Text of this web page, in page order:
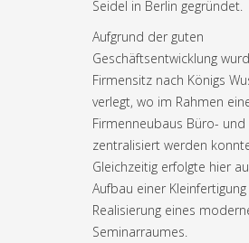
Seidel in Berlin gegründet.
Aufgrund der guten
Geschäftsentwicklung
Firmensitz nach Königs
verlegt, wo im Rahmen
Firmenneubaus Büro- und
zentralisiert werden
Gleichzeitig erfolgte hier
Aufbau einer
Realisierung eines
Seminarraumes.